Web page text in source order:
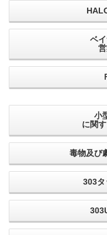
ベ
小
に関
毒物及び
303タ